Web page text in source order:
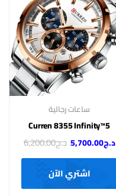
ساعات رجالية
Curren 8355 Infinity™5
د.ج5,700.00 د.ج6,200.00
اشتري الآن